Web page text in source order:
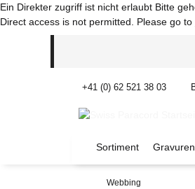
Ein Direkter zugriff ist nicht erlaubt Bitte
Direct access is not permitted. Please go to
+41 (0) 62 521 38 03
Sortiment Gravuren
Webbing